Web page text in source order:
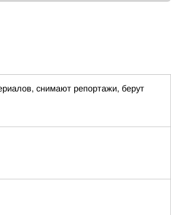
снимают репортажи, берут